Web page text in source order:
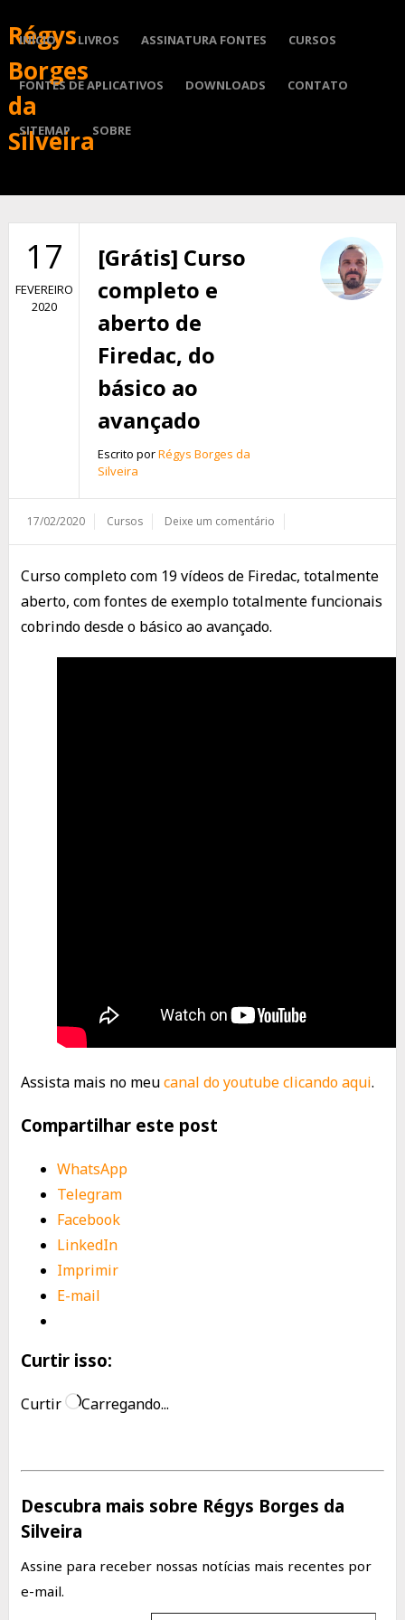
Régys
Borges
da
Silveira
INÍCIO LIVROS ASSINATURA FONTES CURSOS
FONTES DE APLICATIVOS DOWNLOADS CONTATO
SITEMAP SOBRE
17
FEVEREIRO
2020
[Grátis] Curso
completo e
aberto de
Firedac, do
básico ao
avançado
Escrito porRégys Borges da
Silveira
17/02/2020 Cursos Deixe um comentário
Curso completo com 19 vídeos de Firedac, totalmente
aberto, com fontes de exemplo totalmente funcionais
cobrindo desde o básico ao avançado.
Assista mais no meucanal do youtube clicando aqui.
Compartilhar este post
WhatsApp
Telegram
Facebook
LinkedIn
Imprimir
E-mail
Curtir isso:
Curtir Carregando...
Descubra mais sobre Régys Borges da
Silveira
Assine para receber nossas notícias mais recentes por
e-mail.